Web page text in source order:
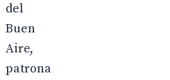
del
Buen
Aire,
patrona